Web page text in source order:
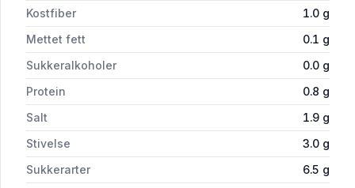
Kostfiber
1.0 g
Mettet fett
0.1 g
Sukkeralkoholer
0.0 g
Protein
0.8 g
Salt
1.9 g
Stivelse
3.0 g
Sukkerarter
6.5 g